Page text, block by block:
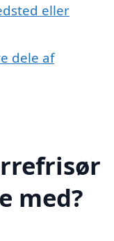
eller
dele af
med?